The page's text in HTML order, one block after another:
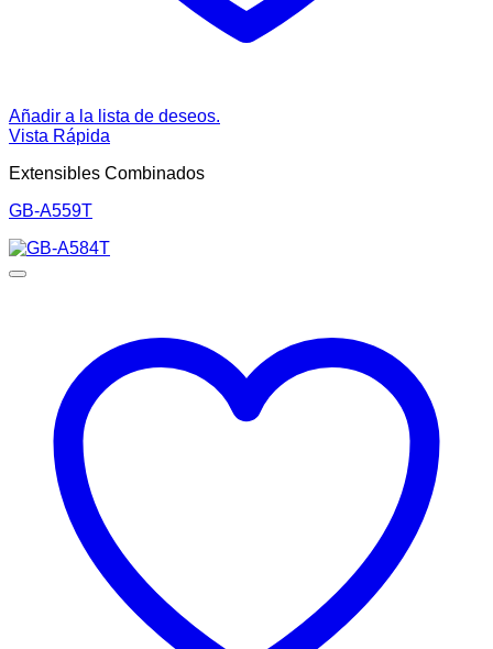
Añadir a la lista de deseos.
Vista Rápida
Extensibles Combinados
GB-A559T